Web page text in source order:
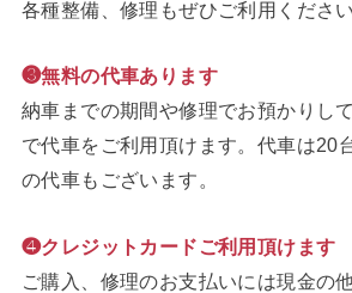
各種整備、修理もぜひご利用ください
❸無料の代車あります
納車までの期間や修理でお預かりし
で代車をご利用頂けます。代車は20
の代車もございます。
❹クレジットカードご利用頂けます
ご購入、修理のお支払いには現金の